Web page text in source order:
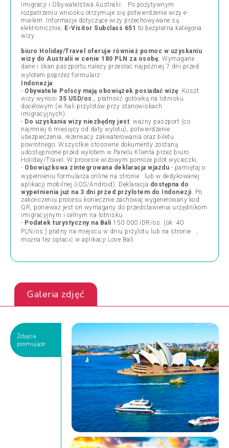
Imigracji i Obywatelstwa Australii: . Po pozytywnym
rozpatrzeniu wniosku otrzymuje się potwierdzenie wizy e-
mailem. Informacje dotyczące wizy przechowywane są
elektronicznie. E-Visitor Subclass 651 to bezpłatna kategoria
wizy.
biuro Holiday/Travel oferuje również pomoc w uzyskaniu
wizy do Australii w cenie 180 PLN za osobę. Wymagane
dane i skan paszportu należy przesłać najpóźniej 7 dni przed
wylotem poprzez formularz:
Indonezja:
- Obywatele Polscy mają obowiązek posiadać wizę. Koszt
wizy wynosi 35 USD/os., płatność gotówką na lotnisku
docelowym (w hali przylotów przy stanowiskach
imigracyjnych).
- Do uzyskania wizy niezbędny jest: ważny paszport (co
najmniej 6 miesięcy od daty wylotu), potwierdzenie
ubezpieczenia, rezerwacji zakwaterowania oraz biletu
powrotnego. Wszystkie stosowne dokumenty zostaną
udostępnione przed wylotem w Panelu Klienta przez biuro
Holiday/Travel. W procesie wizowym pomoże pilot wycieczki.
- Obowiązkowa zintegrowana deklaracja wjazdu - pamiętaj o
wypełnieniu formularza online na stronie:
lub w dedykowanej
aplikacji mobilnej (iOS/Android). Deklaracja dostępna do
wypełnienia już na 3 dni przed przylotem do Indonezji. Po
zakończeniu procesu koniecznie zachowaj wygenerowany kod
QR, ponieważ jest on wymagany do przedstawienia urzędnikom
imigracyjnym i celnym na lotnisku.
- Podatek turystyczny na Bali 150 000 IDR/os. (ok. 40
PLN/os.) płatny na miejscu w dniu przylotu lub na stronie
,
można też opłacić w aplikacji Love Bali.
Galeria zdjęć
Zdjęcia
promujące